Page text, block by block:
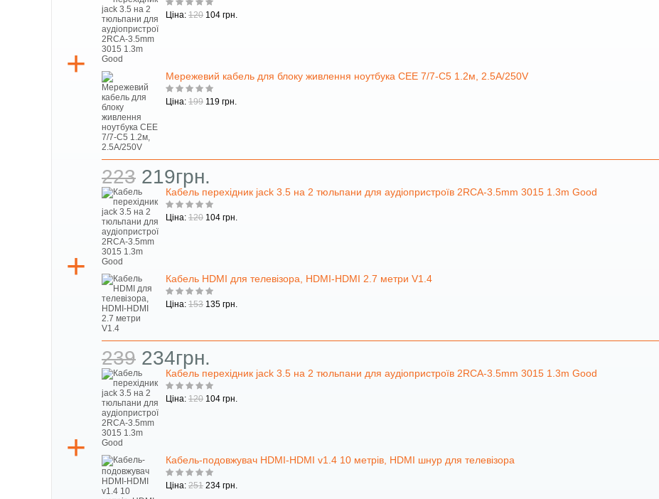
Ціна: 120 104 грн.
Мережевий кабель для блоку живлення ноутбука CEE 7/7-C5 1.2м, 2.5А/250V
Ціна: 199 119 грн.
223 219грн.
Кабель перехідник jack 3.5 на 2 тюльпани для аудіопристроїв 2RCA-3.5mm 3015 1.3m Good
Ціна: 120 104 грн.
Кабель HDMI для телевізора, HDMI-HDMI 2.7 метри V1.4
Ціна: 153 135 грн.
239 234грн.
Кабель перехідник jack 3.5 на 2 тюльпани для аудіопристроїв 2RCA-3.5mm 3015 1.3m Good
Ціна: 120 104 грн.
Кабель-подовжувач HDMI-HDMI v1.4 10 метрів, HDMI шнур для телевізора
Ціна: 251 234 грн.